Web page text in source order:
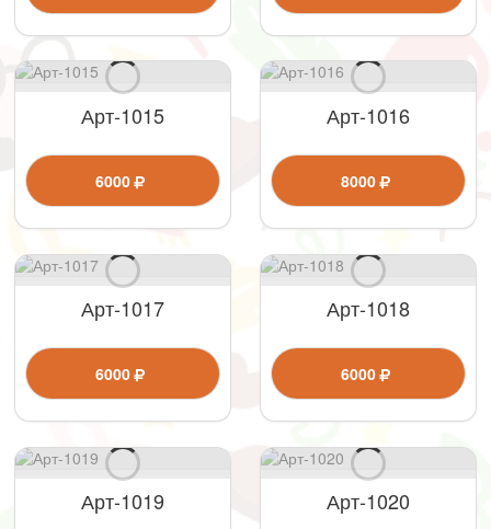
Арт-1015
6000
Арт-1016
8000
Арт-1017
6000
Арт-1018
6000
Арт-1019 Арт-1020